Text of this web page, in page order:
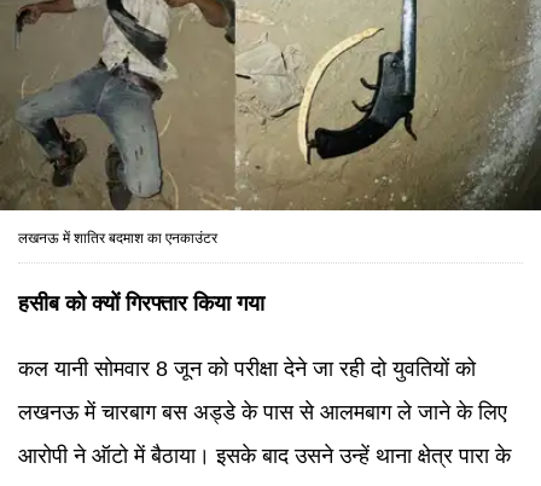
लखनऊ में शातिर बदमाश का एनकाउंटर
हसीब को क्यों गिरफ्तार किया गया
कल यानी सोमवार 8 जून को परीक्षा देने जा रही दो युवतियों को
लखनऊ में चारबाग बस अड्डे के पास से आलमबाग ले जाने के लिए
आरोपी ने ऑटो में बैठाया। इसके बाद उसने उन्हें थाना क्षेत्र पारा के